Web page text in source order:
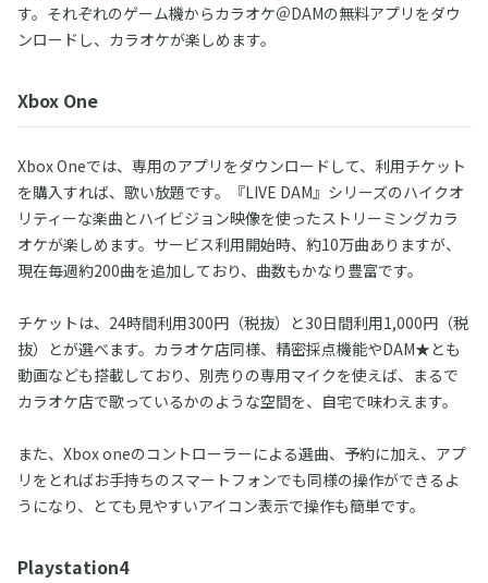
す。それぞれのゲーム機からカラオケ＠DAMの無料アプリをダウ
ンロードし、カラオケが楽しめます。
Xbox One
Xbox Oneでは、専用のアプリをダウンロードして、利用チケット
を購入すれば、歌い放題です。『LIVE DAM』シリーズのハイクオ
リティーな楽曲とハイビジョン映像を使ったストリーミングカラ
オケが楽しめます。サービス利用開始時、約10万曲ありますが、
現在毎週約200曲を追加しており、曲数もかなり豊富です。
チケットは、24時間利用300円（税抜）と30日間利用1,000円（税
抜）とが選べます。カラオケ店同様、精密採点機能やDAM★とも
動画なども搭載しており、別売りの専用マイクを使えば、まるで
カラオケ店で歌っているかのような空間を、自宅で味わえます。
また、Xbox oneのコントローラーによる選曲、予約に加え、アプ
リをとればお手持ちのスマートフォンでも同様の操作ができるよ
うになり、とても見やすいアイコン表示で操作も簡単です。
Playstation4